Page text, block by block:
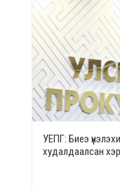
УЕПГ: Биеэ
худалдаалсан